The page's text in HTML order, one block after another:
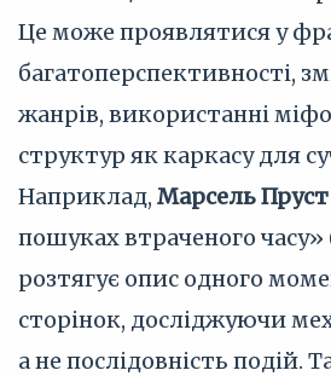
Це може проявлятися у
багатоперспективності,
жанрів, використанні
структур як каркасу для
Наприклад, Марсель Пруст
пошуках втраченого часу»
розтягує опис одного
сторінок, досліджуючи
а не послідовність подій.